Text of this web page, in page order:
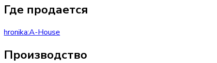
Где продается
hronika:A-House
Производство